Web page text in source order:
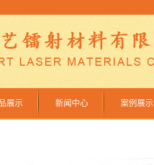
展示 新闻中心 案例展示